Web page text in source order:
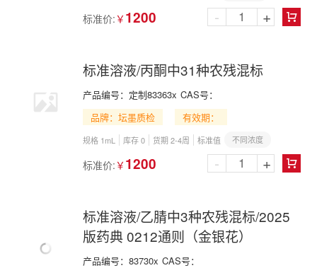
标准价: ￥ 1200 
- +
标准溶液/丙酮中31种农残混标
产品编号： 定制83363x CAS号：
品牌：坛墨质检
有效期：
规格 1mL 库存 0 货期 2-4周 标准值 不同浓度
标准价: ￥ 1200 
- +
标准溶液/乙腈中3种农残混标/2025
版药典 0212通则（金银花）
产品编号： 83730x CAS号：